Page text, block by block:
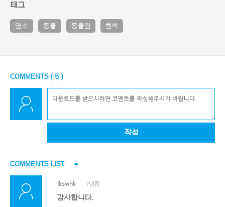
태그
염소 동물 동물원 흰색
COMMENTS ( 5)
작성
COMMENTS LIST
lkswhk 7년전
감사합니다.